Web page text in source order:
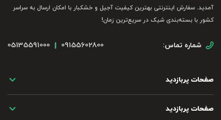
آمدید. سفارش اینترنتی بهترین کیفیت آجیل و خشکبار با امکان ارسال به سراسر
کشور با بسته‌بندی شیک در سریع‌ترین زمان!
شماره تماس: 09155602800
05135591000
صفحات پربازدید
صفحات پربازدید